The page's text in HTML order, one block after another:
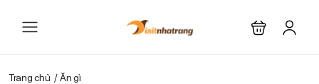
Trang chủ Ăn gì